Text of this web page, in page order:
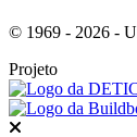
© 1969 - 2026 -
Projeto